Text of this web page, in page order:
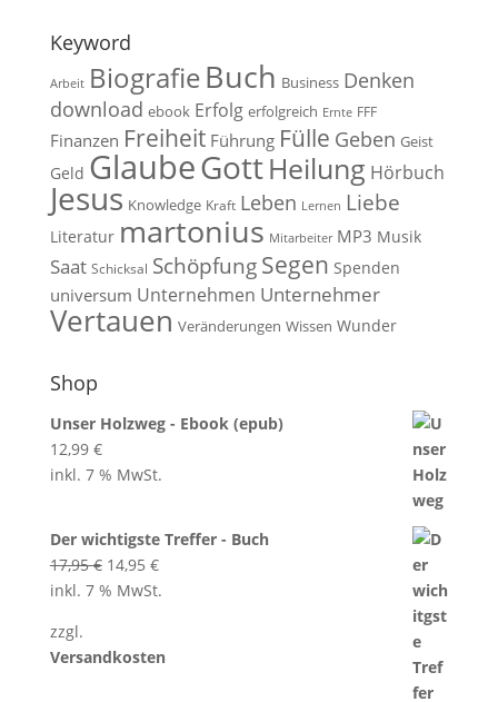
Keyword
Arbeit BiografieBuch Business Denken
download ebook Erfolg erfolgreich Ernte FFF
Finanzen Freiheit Führung Fülle Geben Geist
Geld GlaubeGottHeilung Hörbuch
Jesus Knowledge Kraft Leben Lernen Liebe
Literatur martonius Mitarbeiter MP3 Musik
Saat Schicksal Schöpfung Segen Spenden
universum Unternehmen Unternehmer
Vertauen Veränderungen Wissen Wunder
Shop
Unser Holzweg - Ebook (epub)
12,99 €
inkl. 7 % MwSt.
Der wichtigste Treffer - Buch
17,95€ Ursprünglicher
Preis
14,95 €Aktueller
Preis
inkl. 7 % MwSt.
zzgl.
Versandkosten